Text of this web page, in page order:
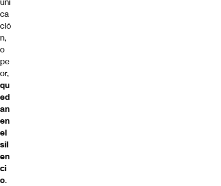
ca
ció
n,
o
pe
or,
qu
ed
an
en
el
sil
en
ci
o.